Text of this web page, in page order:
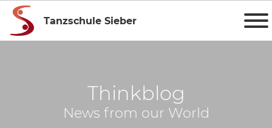
Tanzschule Sieber
Thinkblog
News from our World